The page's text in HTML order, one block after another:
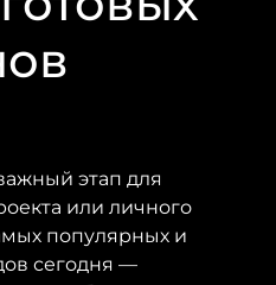
этап для
или личного
популярных и
сегодня —